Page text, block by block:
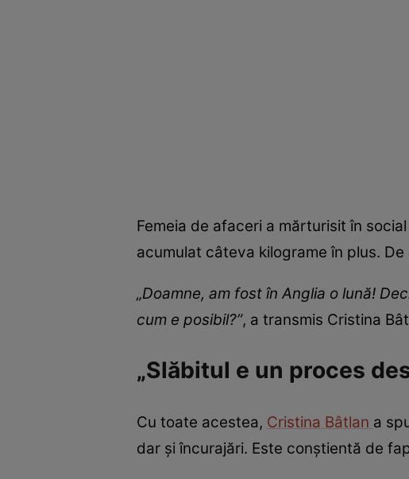
Femeia de afaceri a mărturisit în
acumulat câteva kilograme în plus.
„Doamne, am fost în Anglia o lună!
cum e posibil?”, a transmis Cristina
„Slăbitul e un proces
Cu toate acestea, Cristina Bâtlan a
dar și încurajări. Este conștientă de